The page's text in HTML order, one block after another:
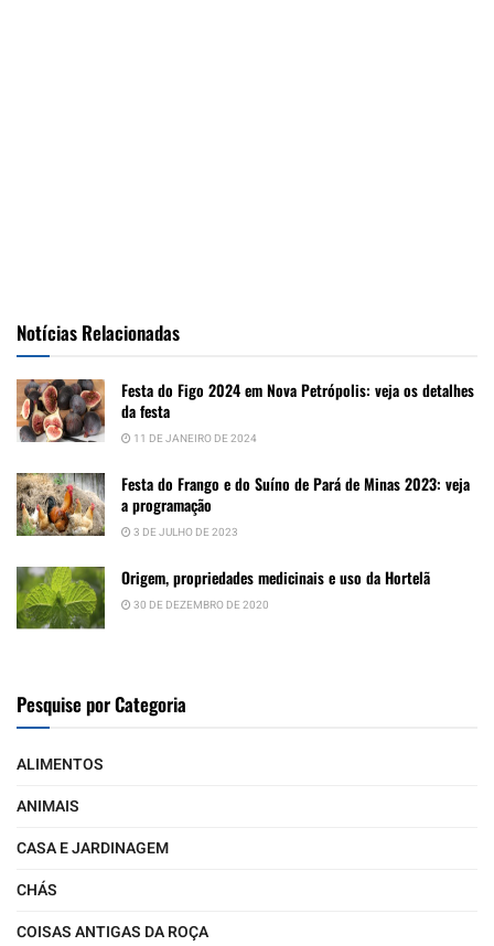
Notícias Relacionadas
Festa do Figo 2024 em Nova Petrópolis: veja os detalhes
da festa
11 DE JANEIRO DE 2024
Festa do Frango e do Suíno de Pará de Minas 2023: veja
a programação
3 DE JULHO DE 2023
Origem, propriedades medicinais e uso da Hortelã
30 DE DEZEMBRO DE 2020
Pesquise por Categoria
ALIMENTOS
ANIMAIS
CASA E JARDINAGEM
CHÁS
COISAS ANTIGAS DA ROÇA